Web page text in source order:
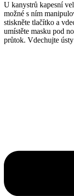
U kanystrů kapesní
možné s ním
stiskněte tlačítko a
umístěte masku pod
průtok. Vdechujte ústy